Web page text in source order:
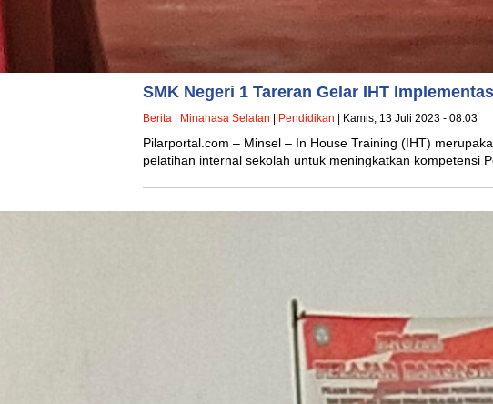
SMK Negeri 1 Tareran Gelar IHT
Berita | Minahasa Selatan | Pendidikan | Kamis, 13 Juli 2023 - 08:03
Pilarportal.com – Minsel – In House Training (IHT)
pelatihan internal sekolah untuk meningkatkan kompetensi